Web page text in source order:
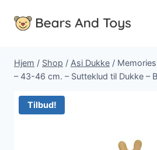
Hjem / Shop / Asi Dukke /
– 43-46 cm. – Sutteklud til Dukke –
Tilbud!